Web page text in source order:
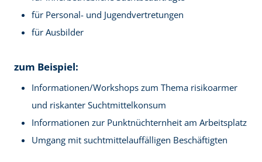
für Personal- und Jugendvertretungen
für Ausbilder
zum Beispiel:
Informationen/Workshops zum Thema risikoarmer
und riskanter Suchtmittelkonsum
Informationen zur Punktnüchternheit am Arbeitsplatz
Umgang mit suchtmittelauffälligen Beschäftigten